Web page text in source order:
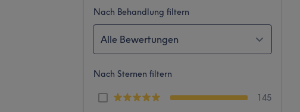
Nach Behandlung filtern
Alle Bewertungen
Nach Sternen filtern
145